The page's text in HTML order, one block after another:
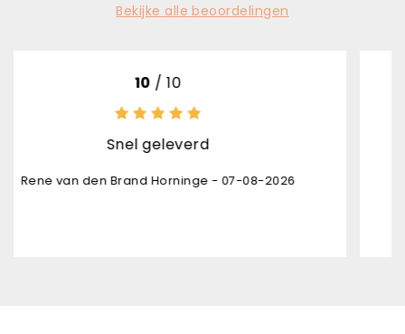
Bekijke alle beoordelingen
Horninge - 07-08-2026